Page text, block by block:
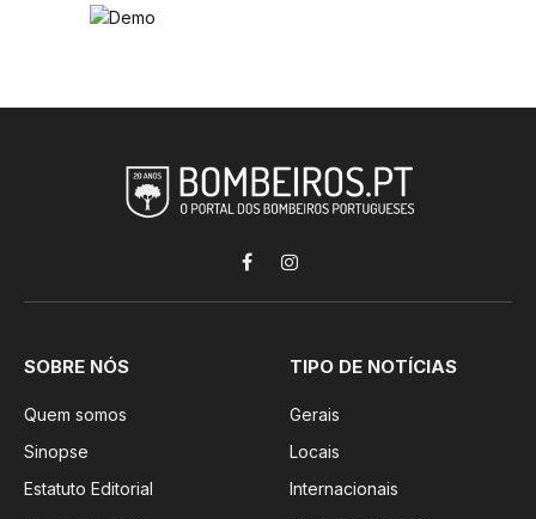
FacebookInstagram
SOBRE NÓS
Quem somos
Sinopse
Estatuto Editorial
TIPO DE NOTÍCIAS
Gerais
Locais
Internacionais